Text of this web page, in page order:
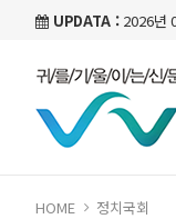
UPDATA :2026년
HOME 정치국회